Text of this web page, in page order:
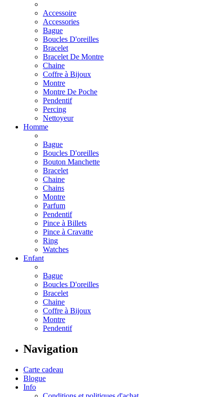
Accessoire
Accessories
Bague
Boucles D'oreilles
Bracelet
Bracelet De Montre
Chaine
Coffre à Bijoux
Montre
Montre De Poche
Pendentif
Percing
Nettoyeur
Homme
Bague
Boucles D'oreilles
Bouton Manchette
Bracelet
Chaine
Chains
Montre
Parfum
Pendentif
Pince à Billets
Pince à Cravatte
Ring
Watches
Enfant
Bague
Boucles D'oreilles
Bracelet
Chaine
Coffre à Bijoux
Montre
Pendentif
Navigation
Carte cadeau
Blogue
Info